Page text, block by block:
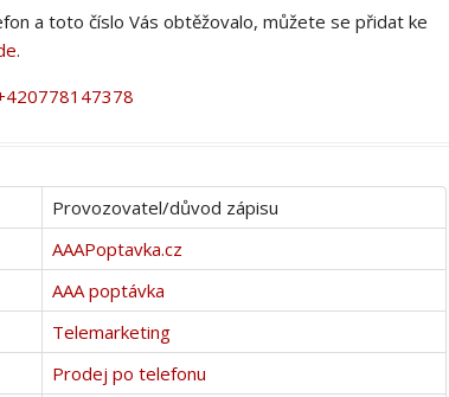
a toto číslo Vás obtěžovalo, můžete se přidat ke
.
Provozovatel/důvod zápisu
AAAPoptavka.cz
AAA poptávka
Telemarketing
Prodej po telefonu